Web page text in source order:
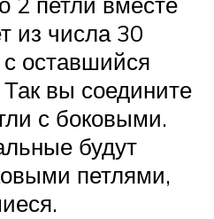
из числа 30
с оставшийся
вы соедините
с боковыми.
будут
петлями,